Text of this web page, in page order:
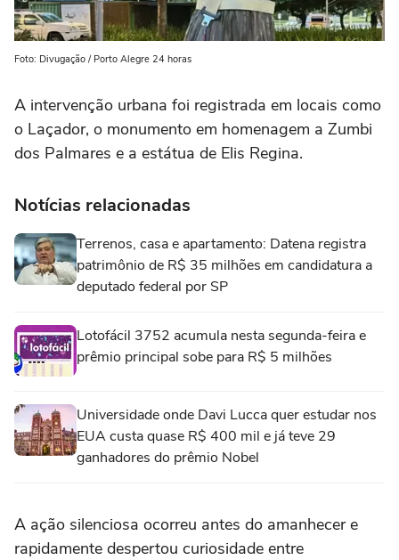
Foto: Divugação / Porto Alegre 24 horas
A intervenção urbana foi registrada em locais como
o Laçador, o monumento em homenagem a Zumbi
dos Palmares e a estátua de Elis Regina.
Notícias relacionadas
Terrenos, casa e apartamento: Datena registra
patrimônio de R$ 35 milhões em candidatura a
deputado federal por SP
Lotofácil 3752 acumula nesta segunda-feira e
prêmio principal sobe para R$ 5 milhões
Universidade onde Davi Lucca quer estudar nos
EUA custa quase R$ 400 mil e já teve 29
ganhadores do prêmio Nobel
A ação silenciosa ocorreu antes do amanhecer e
rapidamente despertou curiosidade entre